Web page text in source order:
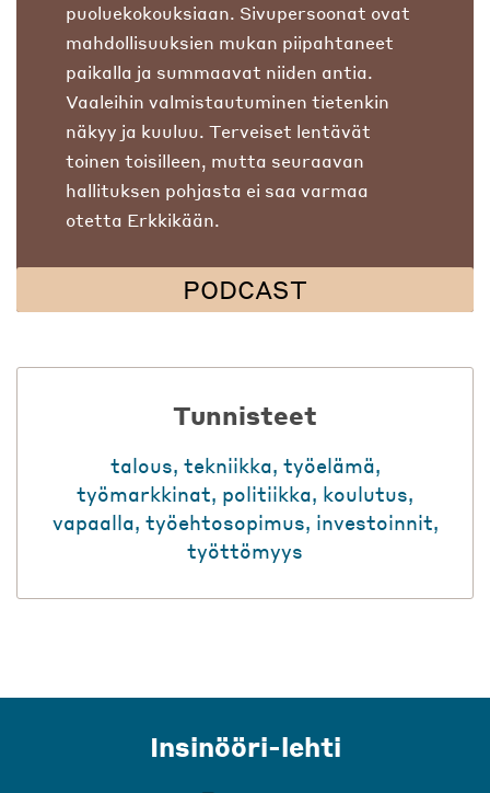
puoluekokouksiaan. Sivupersoonat ovat
mahdollisuuksien mukan piipahtaneet
paikalla ja summaavat niiden antia.
Vaaleihin valmistautuminen tietenkin
näkyy ja kuuluu. Terveiset lentävät
toinen toisilleen, mutta seuraavan
hallituksen pohjasta ei saa varmaa
otetta Erkkikään.
PODCAST
Tunnisteet
talous, tekniikka, työelämä,
työmarkkinat, politiikka, koulutus,
vapaalla, työehtosopimus, investoinnit,
työttömyys
Insinööri-lehti